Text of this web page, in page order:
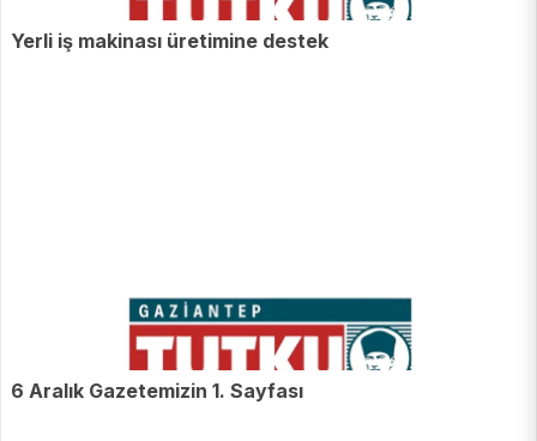
Yerli iş makinası üretimine destek
6 Aralık Gazetemizin 1. Sayfası